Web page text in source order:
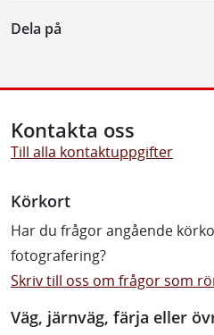
Dela på
Kontakta oss
Till alla kontaktuppgifter
Körkort
Har du frågor angående
fotografering?
Skriv till oss om frågor som
Väg, järnväg, färja eller